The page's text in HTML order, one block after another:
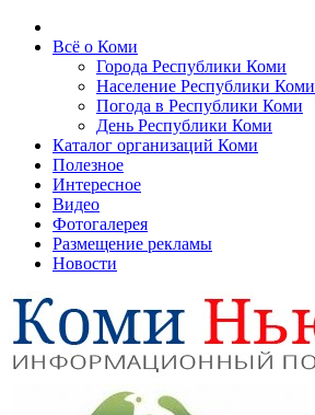
Всё о Коми
Города Республики Коми
Население Республики Коми
Погода в Республики Коми
День Республики Коми
Каталог организаций Коми
Полезное
Интересное
Видео
Фотогалерея
Размещение рекламы
Новости